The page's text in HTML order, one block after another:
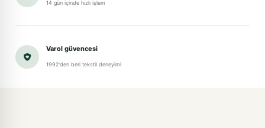
14 gün içinde hızlı işlem
Varol güvencesi
1992'den beri tekstil deneyimi